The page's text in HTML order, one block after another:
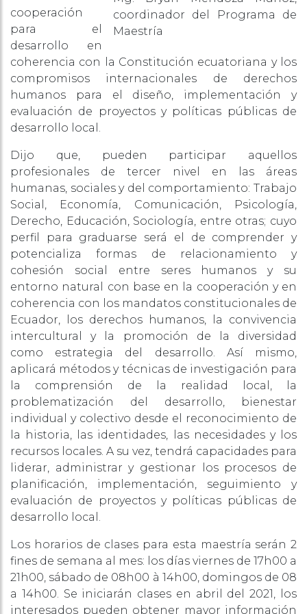
coordinador del Programa de
Maestría
cooperación
para el
desarrollo en
coherencia con la Constitución ecuatoriana y los
compromisos internacionales de derechos
humanos para el diseño, implementación y
evaluación de proyectos y políticas públicas de
desarrollo local.
Dijo que, pueden participar aquellos
profesionales de tercer nivel en las áreas
humanas, sociales y del comportamiento: Trabajo
Social, Economía, Comunicación, Psicología,
Derecho, Educación, Sociología, entre otras; cuyo
perfil para graduarse será el de comprender y
potencializa formas de relacionamiento y
cohesión social entre seres humanos y su
entorno natural con base en la cooperación y en
coherencia con los mandatos constitucionales de
Ecuador, los derechos humanos, la convivencia
intercultural y la promoción de la diversidad
como estrategia del desarrollo. Así mismo,
aplicará métodos y técnicas de investigación para
la comprensión de la realidad local, la
problematización del desarrollo, bienestar
individual y colectivo desde el reconocimiento de
la historia, las identidades, las necesidades y los
recursos locales. A su vez, tendrá capacidades para
liderar, administrar y gestionar los procesos de
planificación, implementación, seguimiento y
evaluación de proyectos y políticas públicas de
desarrollo local.
Los horarios de clases para esta maestría serán 2
fines de semana al mes: los días viernes de 17h00 a
21h00, sábado de 08h00 à 14h00, domingos de 08
a 14h00. Se iniciarán clases en abril del 2021, los
interesados pueden obtener mayor información